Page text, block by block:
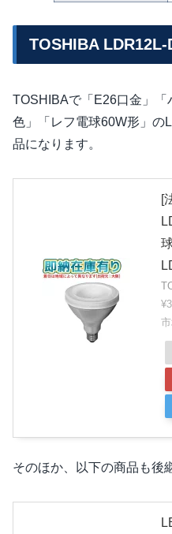
TOSHIBA
TOSHIBAで「E26口金」
色」「レフ電球60W形」の
品になります。
[
そのほか、以下の商品も後